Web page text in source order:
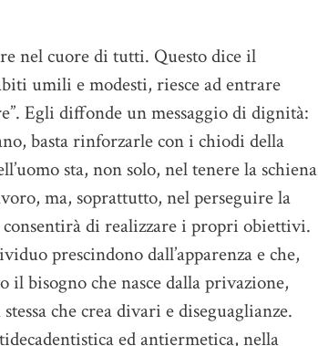
nel cuore di tutti. Questo dice il
umili e modesti, riesce ad entrare
Egli diffonde un messaggio di dignità:
basta rinforzarle con i chiodi della
sta, non solo, nel tenere la schiena
ma, soprattutto, nel perseguire la
consentirà di realizzare i propri obiettivi.
prescindono dall’apparenza e che,
il bisogno che nasce dalla privazione,
che crea divari e diseguaglianze.
ed antiermetica, nella